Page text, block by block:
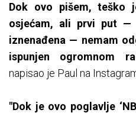
Dok ovo pišem, teško
osjećam, ali prvi put
iznenađena — nemam
ispunjen ogromnom
napisao je Paul na
"Dok je ovo poglavlje